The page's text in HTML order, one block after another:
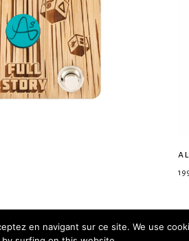
en navigant sur ce site. We use